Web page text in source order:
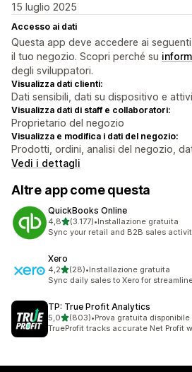
15 luglio 2025
Accesso ai dati
Questa app deve accedere ai
il tuo negozio. Scopri perché su
degli sviluppatori.
Visualizza dati clienti:
Dati sensibili, dati su dispositivo e
Visualizza dati di staff e collaboratori:
Proprietario del negozio
Visualizza e modifica i dati del negozio:
Prodotti, ordini, analisi del negozio,
Vedi i dettagli
Altre app come questa
QuickBooks Online
4,8stelle su 5
(3.177)
3177 recensioni totali
•Installazione gratuita
Sync your retail and B2B sales
Xero
4,2stelle su 5
(28)
28 recensioni totali
•Installazione gratuita
Sync daily sales to Xero for
TP: True Profit Analytics
5,0stelle su 5
(803)
803 recensioni totali
•Prova gratuita disponibile
TrueProfit tracks accurate Net Profit